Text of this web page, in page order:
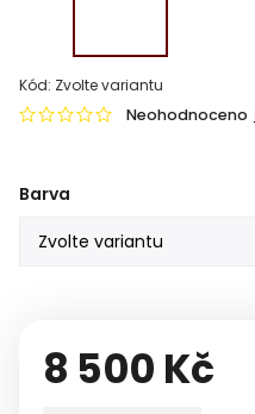
Kód: Zvolte variantu
Neohodnoceno
Barva
8 500 Kč